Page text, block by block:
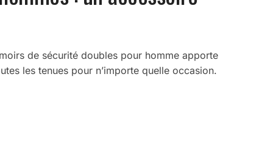
de sécurité doubles pour homme apporte
les tenues pour n’importe quelle occasion.